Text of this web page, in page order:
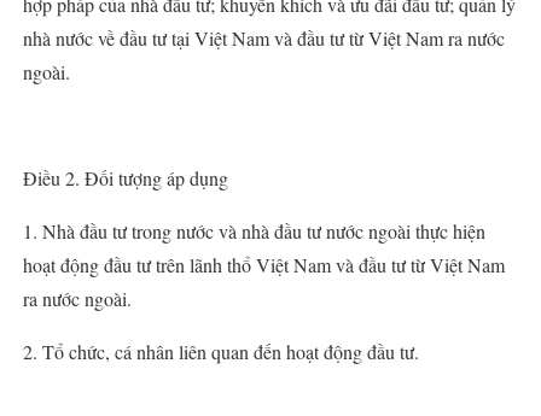
nhà nước về đầu tư tại Việt Nam và đầu tư từ Việt Nam ra nước
ngoài.
Điều 2. Đối tượng áp dụng
1. Nhà đầu tư trong nước và nhà đầu tư nước ngoài thực hiện
hoạt động đầu tư trên lãnh thổ Việt Nam và đầu tư từ Việt Nam
ra nước ngoài.
2. Tổ chức, cá nhân liên quan đến hoạt động đầu tư.